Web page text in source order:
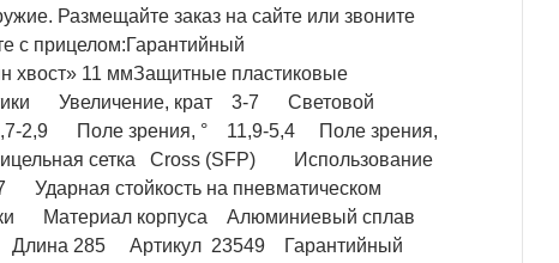
Размещайте заказ на сайте или звоните
с прицелом:Гарантийный
хвост» 11 ммЗащитные пластиковые
Увеличение, крат 3-7 Световой
2,9 Поле зрения, ° 11,9-5,4 Поле зрения,
сетка Cross (SFP) Использование
стойкость на пневматическом
Материал корпуса Алюминиевый сплав
285 Артикул 23549 Гарантийный